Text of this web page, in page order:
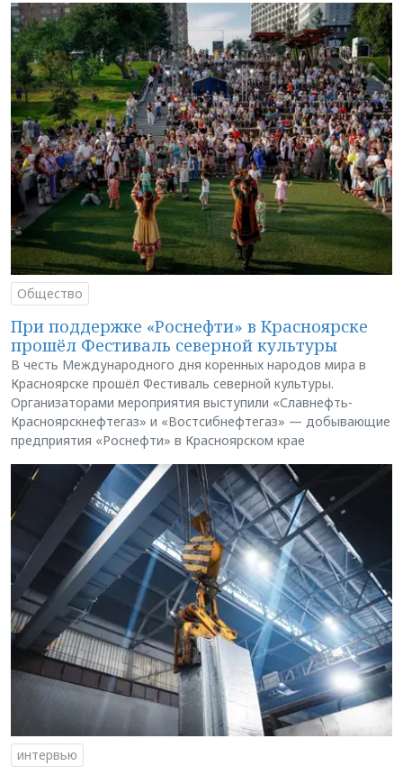
Общество
При поддержке «Роснефти» в Красноярске
прошёл Фестиваль северной культуры
В честь Международного дня коренных народов мира в
Красноярске прошёл Фестиваль северной культуры.
Организаторами мероприятия выступили «Славнефть-
Красноярскнефтегаз» и «Востсибнефтегаз» — добывающие
предприятия «Роснефти» в Красноярском крае
интервью